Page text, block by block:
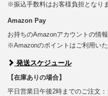
※振込手数料はお客様負担となりま
Amazon Pay
お持ちのAmazonアカウントの情
※Amazonのポイントはご利用いた
発送スケジュール
【在庫ありの場合】
平日営業日午後2時までのご注文